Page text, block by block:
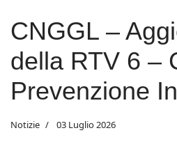
CNGGL –
della RTV 6 –
Prevenzione
Notizie 03 Luglio 2026